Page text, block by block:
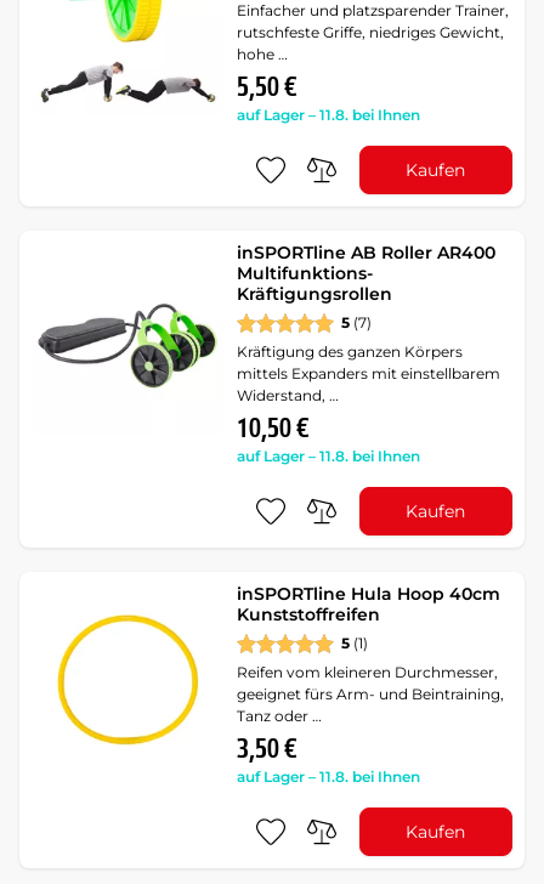
Einfacher und platzsparender Trainer,
rutschfeste Griffe, niedriges Gewicht,
hohe …
5,50 €
auf Lager – 11.8. bei Ihnen
Kaufen
inSPORTline AB Roller AR400
Multifunktions-
Kräftigungsrollen
5 (7)
Kräftigung des ganzen Körpers
mittels Expanders mit einstellbarem
Widerstand, …
10,50 €
auf Lager – 11.8. bei Ihnen
Kaufen
inSPORTline Hula Hoop 40cm
Kunststoffreifen
5 (1)
Reifen vom kleineren Durchmesser,
geeignet fürs Arm- und Beintraining,
Tanz oder …
3,50 €
auf Lager – 11.8. bei Ihnen
Kaufen